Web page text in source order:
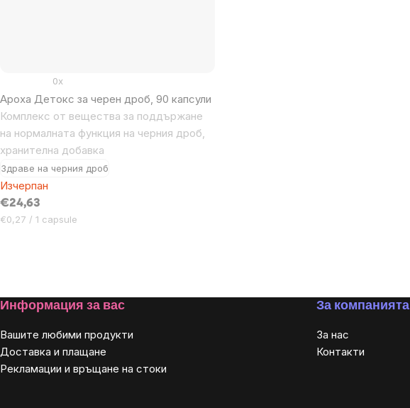
Ароха Детокс за черен дроб, 90 капсули
Комплекс от вещества за поддържане
на нормалната функция на черния дроб,
хранителна добавка
Здраве на черния дроб
0x
Изчерпан
€24,63
Цена
€0,27 / 1 capsule
controls
Footer
Информация за вас
Вашите любими продукти
Доставка и плащане
Рекламации и връщане на стоки
За компанията
За нас
Контакти